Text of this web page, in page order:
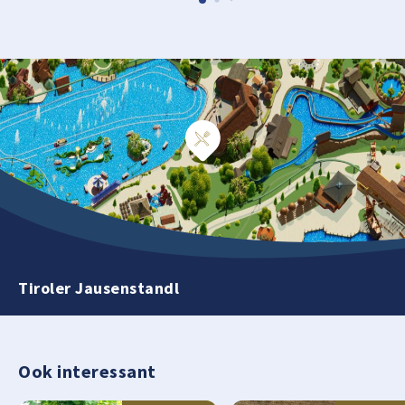
Tiroler Jausenstandl
Ook interessant